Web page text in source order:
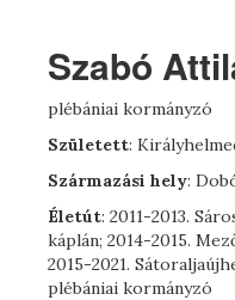
Szabó
plébániai kormányzó
Született:
Származási hely:
Életút: 2011-2013.
káplán; 2014-2015.
2015-2021.
plébániai kormányzó